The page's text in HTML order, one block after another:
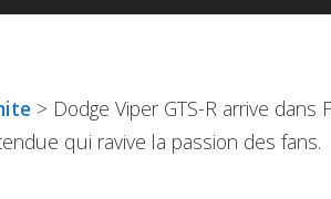
> Dodge Viper GTS-R arrive
qui ravive la passion des fans.